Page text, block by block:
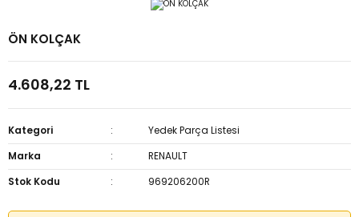
ÖN KOLÇAK
4.608,22 TL
Kategori
Yedek Parça Listesi
Marka
RENAULT
Stok Kodu
969206200R